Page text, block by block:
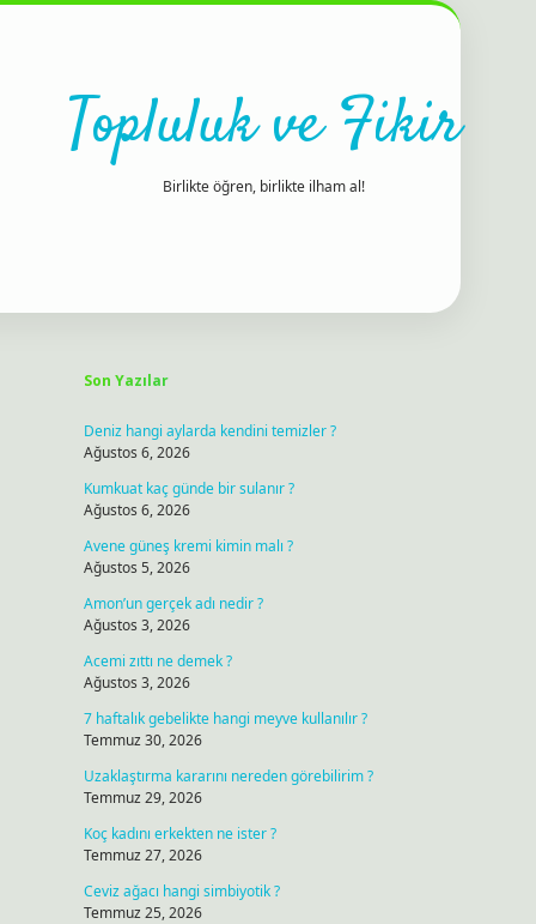
Topluluk ve Fikir
Birlikte öğren, birlikte ilham al!
Son Yazılar
Deniz hangi aylarda kendini temizler ?
Ağustos 6, 2026
Kumkuat kaç günde bir sulanır ?
Ağustos 6, 2026
Avene güneş kremi kimin malı ?
Ağustos 5, 2026
Amon’un gerçek adı nedir ?
Ağustos 3, 2026
Acemi zıttı ne demek ?
Ağustos 3, 2026
7 haftalık gebelikte hangi meyve kullanılır ?
Temmuz 30, 2026
Uzaklaştırma kararını nereden görebilirim ?
Temmuz 29, 2026
Koç kadını erkekten ne ister ?
Temmuz 27, 2026
Ceviz ağacı hangi simbiyotik ?
Temmuz 25, 2026